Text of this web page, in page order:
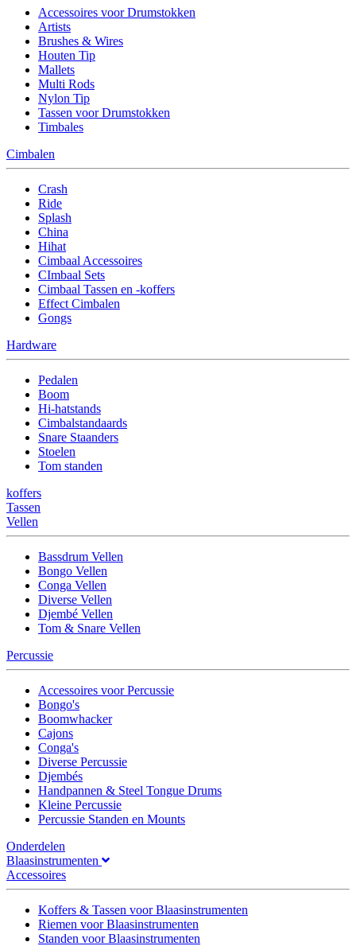
Accessoires voor Drumstokken
Artists
Brushes & Wires
Houten Tip
Mallets
Multi Rods
Nylon Tip
Tassen voor Drumstokken
Timbales
Cimbalen
Crash
Ride
Splash
China
Hihat
Cimbaal Accessoires
CImbaal Sets
Cimbaal Tassen en -koffers
Effect Cimbalen
Gongs
Hardware
Pedalen
Boom
Hi-hatstands
Cimbalstandaards
Snare Staanders
Stoelen
Tom standen
koffers
Tassen
Vellen
Bassdrum Vellen
Bongo Vellen
Conga Vellen
Diverse Vellen
Djembé Vellen
Tom & Snare Vellen
Percussie
Accessoires voor Percussie
Bongo's
Boomwhacker
Cajons
Conga's
Diverse Percussie
Djembés
Handpannen & Steel Tongue Drums
Kleine Percussie
Percussie Standen en Mounts
Onderdelen
Blaasinstrumenten
Accessoires
Koffers & Tassen voor Blaasinstrumenten
Riemen voor Blaasinstrumenten
Standen voor Blaasinstrumenten